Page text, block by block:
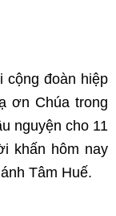
cộng đoàn hiệp
ơn Chúa trong
nguyện cho 11
khấn hôm nay
Tâm Huế.